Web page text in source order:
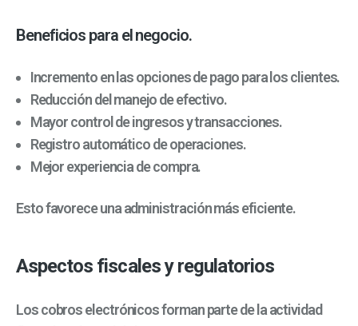
Beneficios para el negocio.
Incremento en las opciones de pago para los clientes.
Reducción del manejo de efectivo.
Mayor control de ingresos y transacciones.
Registro automático de operaciones.
Mejor experiencia de compra.
Esto favorece una administración más eficiente.
Aspectos fiscales y regulatorios
Los cobros electrónicos forman parte de la actividad